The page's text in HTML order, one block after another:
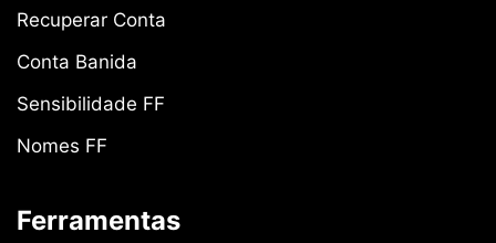
Recuperar Conta
Conta Banida
Sensibilidade FF
Nomes FF
Ferramentas